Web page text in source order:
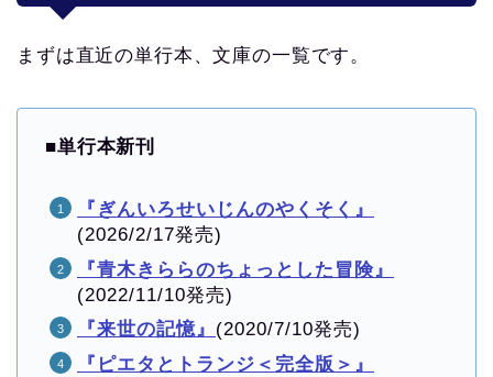
まずは直近の単行本、文庫の一覧です。
■単行本新刊
『ぎんいろせいじんのやくそく』
(2026/2/17発売)
『青木きららのちょっとした冒険』
(2022/11/10発売)
『来世の記憶』 (2020/7/10発売)
『ピエタとトランジ＜完全版＞』